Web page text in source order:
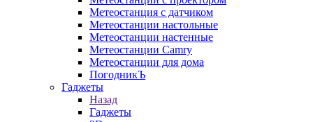
Метеостанция с датчиком
Метеостанции настольные
Метеостанции настенные
Метеостанции Camry
Метеостанции для дома
ПогодникЪ
Гаджеты
Назад
Гаджеты